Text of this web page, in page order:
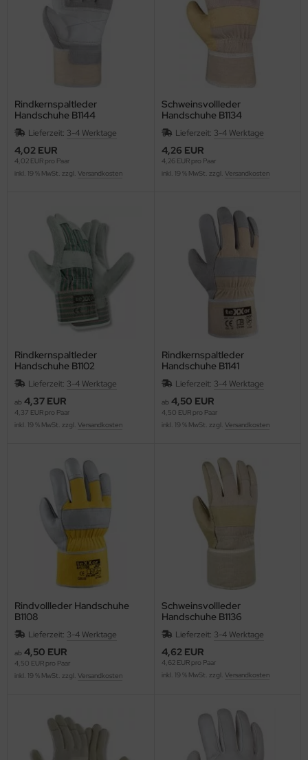
Rindkernspaltleder
Handschuhe B1144
Lieferzeit: 3-4 Werktage
4,02 EUR
4,02 EUR pro Paar
inkl. 19 % MwSt. zzgl. Versandkosten
Schweinsvollleder
Handschuhe B1134
Lieferzeit: 3-4 Werktage
4,26 EUR
4,26 EUR pro Paar
inkl. 19 % MwSt. zzgl. Versandkosten
Rindkernspaltleder
Handschuhe B1102
Lieferzeit: 3-4 Werktage
ab 4,37 EUR
4,37 EUR pro Paar
inkl. 19 % MwSt. zzgl. Versandkosten
Rindkernspaltleder
Handschuhe B1141
Lieferzeit: 3-4 Werktage
ab 4,50 EUR
4,50 EUR pro Paar
inkl. 19 % MwSt. zzgl. Versandkosten
Rindvollleder Handschuhe
B1108
Lieferzeit: 3-4 Werktage
ab 4,50 EUR
4,50 EUR pro Paar
inkl. 19 % MwSt. zzgl. Versandkosten
Schweinsvollleder
Handschuhe B1136
Lieferzeit: 3-4 Werktage
4,62 EUR
4,62 EUR pro Paar
inkl. 19 % MwSt. zzgl. Versandkosten